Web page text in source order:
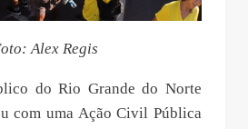
Alex Regis
do Rio Grande do Norte
com uma Ação Civil Pública